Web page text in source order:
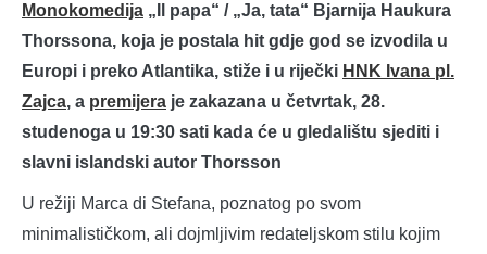
Monokomedija „Il papa“ / „Ja, tata“ Bjarnija Haukura
Thorssona, koja je postala hit gdje god se izvodila u
Europi i preko Atlantika, stiže i u riječki HNK Ivana pl.
Zajca, a premijera je zakazana u četvrtak, 28.
studenoga u 19:30 sati kada će u gledalištu sjediti i
slavni islandski autor Thorsson
U režiji Marca di Stefana, poznatog po svom
minimalističkom, ali dojmljivim redateljskom stilu kojim